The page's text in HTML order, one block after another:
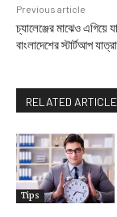
Previous article
চ্যালেঞ্জের মাঝেও এগিয়ে
বাংলাদেশের স্টার্টআপ যাত্রা
RELATED
Tips